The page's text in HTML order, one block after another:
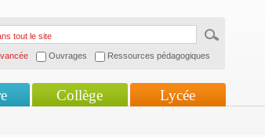
Ouvrages Ressources pédagogiques
Collège Lycée